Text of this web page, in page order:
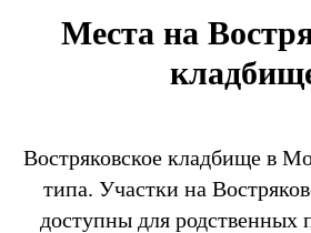
Места на
Востряковское кладбище в
типа. Участки на
доступны для родственных